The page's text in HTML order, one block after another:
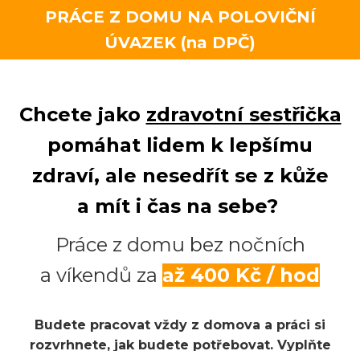
PRÁCE Z DOMU NA POLOVIČNÍ
ÚVAZEK (na DPČ)
Chcete jako zdravotní sestřička
pomáhat lidem k lepšímu
zdraví, ale nesedřít se z kůže
a mít i čas na sebe?
Práce z domu bez nočních
a víkendů za až 400 Kč / hod
Budete pracovat vždy z domova a práci si
rozvrhnete, jak budete potřebovat. Vyplňte